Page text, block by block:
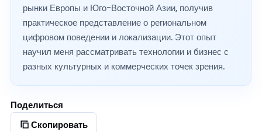
рынки Европы и Юго-Восточной Азии, получив
практическое представление о региональном
цифровом поведении и локализации. Этот опыт
научил меня рассматривать технологии и бизнес с
разных культурных и коммерческих точек зрения.
Поделиться
Скопировать